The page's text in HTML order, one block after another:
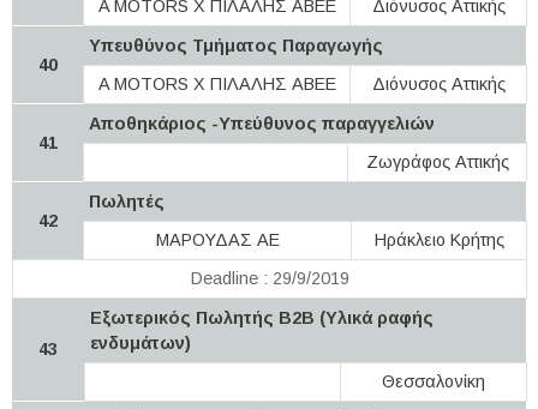
A MOTORS Χ ΠΙΛΑΛΗΣ ΑΒΕΕ
Διόνυσος Αττικής
40
Υπευθύνος Τμήματος Παραγωγής
A MOTORS Χ ΠΙΛΑΛΗΣ ΑΒΕΕ
Διόνυσος Αττικής
41
Αποθηκάριος -Υπεύθυνος παραγγελιών
Ζωγράφος Αττικής
42
Πωλητές
ΜΑΡΟΥΔΑΣ ΑΕ
Ηράκλειο Κρήτης
Deadline : 29/9/2019
43
Εξωτερικός Πωλητής Β2Β (Υλικά ραφής
ενδυμάτων)
Θεσσαλονίκη